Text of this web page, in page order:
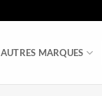
AUTRES MARQUES